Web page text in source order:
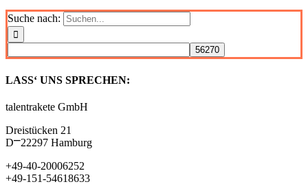
Suche nach:
LASS‘ UNS SPRECHEN:
talentrakete GmbH
Dreistücken 21
D⎻22297 Hamburg
+49-40-20006252
+49-151-54618633